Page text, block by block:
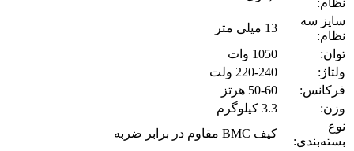
سایز سه
نظام:
13 میلی متر
توان:
1050 وات
ولتاژ:
220-240 ولت
فرکانس:
50-60 هرتز
وزن:
3.3 کیلوگرم
نوع
بسته‌بندی:
کیف BMC مقاوم در برابر ضربه